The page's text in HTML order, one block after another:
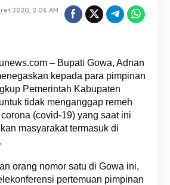
2020, 2:06 AM
– Bupati Gowa, Adnan
kepada para pimpinan
Pemerintah Kabupaten
tidak menganggap remeh
(covid-19) yang saat ini
masyarakat termasuk di
orang nomor satu di Gowa ini,
pertemuan pimpinan